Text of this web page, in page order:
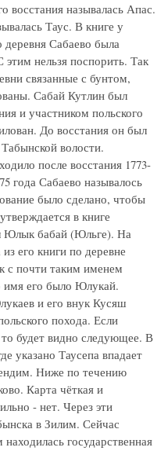
восстания называлась Апас.
Таус. В книге у
Сабаево была
нельзя поспорить. Так
связанные с бунтом,
Сабай Кутлин был
и участником польского
До восстания он был
волости.
после восстания 1773-
года Сабаево называлось
было сделано, чтобы
в книге
Юлык бабай (Юльге). На
его книги по деревне
с почти таким именем
имя его было Юлукай.
и его внук Кусяш
похода. Если
то будет видно следующее. В
указано Таусепа впадает
Ниже по течению
Карта чёткая и
- нет. Через эти
в Зилим. Сейчас
государственная